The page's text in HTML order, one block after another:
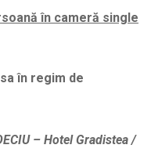
în cameră single
în regim de
– Hotel Gradistea /